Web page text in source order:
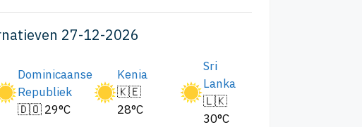
27-12-2026
Dominicaanse
Republiek
🇩🇴 29°C
Kenia
🇰🇪
28°C
Sri
Lanka
🇱🇰
30°C